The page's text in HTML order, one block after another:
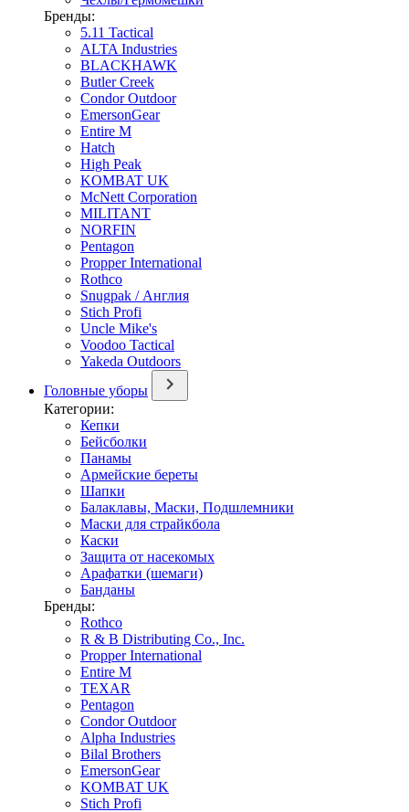
Бренды:
5.11 Tactical
ALTA Industries
BLACKHAWK
Butler Creek
Condor Outdoor
EmersonGear
Entire M
Hatch
High Peak
KOMBAT UK
McNett Corporation
MILITANT
NORFIN
Pentagon
Propper International
Rothco
Snugpak / Англия
Stich Profi
Uncle Mike's
Voodoo Tactical
Yakeda Outdoors
Головные уборы
Категории:
Кепки
Бейсболки
Панамы
Армейские береты
Шапки
Балаклавы, Маски, Подшлемники
Маски для страйкбола
Каски
Защита от насекомых
Арафатки (шемаги)
Банданы
Бренды:
Rothco
R & B Distributing Co., Inc.
Propper International
Entire M
TEXAR
Pentagon
Condor Outdoor
Alpha Industries
Bilal Brothers
EmersonGear
KOMBAT UK
Stich Profi